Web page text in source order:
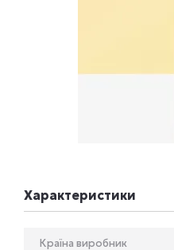
Характеристики
Країна виробник